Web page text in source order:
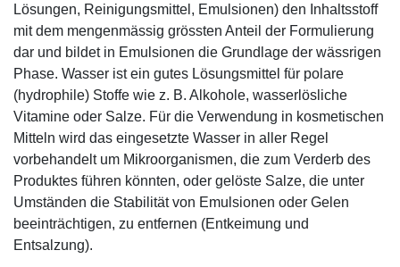
Lösungen, Reinigungsmittel, Emulsionen) den Inhaltsstoff
mit dem mengenmässig grössten Anteil der Formulierung
dar und bildet in Emulsionen die Grundlage der wässrigen
Phase. Wasser ist ein gutes Lösungsmittel für polare
(hydrophile) Stoffe wie z. B. Alkohole, wasserlösliche
Vitamine oder Salze. Für die Verwendung in kosmetischen
Mitteln wird das eingesetzte Wasser in aller Regel
vorbehandelt um Mikroorganismen, die zum Verderb des
Produktes führen könnten, oder gelöste Salze, die unter
Umständen die Stabilität von Emulsionen oder Gelen
beeinträchtigen, zu entfernen (Entkeimung und
Entsalzung).